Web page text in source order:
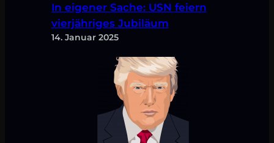
In eigener Sache: USN feiern
vierjähriges Jubiläum
14. Januar 2025